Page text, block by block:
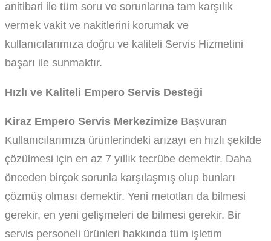
anitibari ile tüm soru ve sorunlarına tam karşılık
vermek vakit ve nakitlerini korumak ve
kullanıcılarımıza doğru ve kaliteli Servis Hizmetini
başarı ile sunmaktır.
Hızlı ve Kaliteli Empero Servis Desteği
Kiraz Empero Servis Merkezimize Başvuran
Kullanıcılarımıza ürünlerindeki arızayı en hızlı şekilde
çözülmesi için en az 7 yıllık tecrübe demektir. Daha
önceden birçok sorunla karşılaşmış olup bunları
çözmüş olması demektir. Yeni metotları da bilmesi
gerekir, en yeni gelişmeleri de bilmesi gerekir. Bir
servis personeli ürünleri hakkında tüm işletim